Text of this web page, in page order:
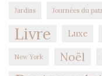
Jardins Journées du
Livre
Luxe
New York Noël